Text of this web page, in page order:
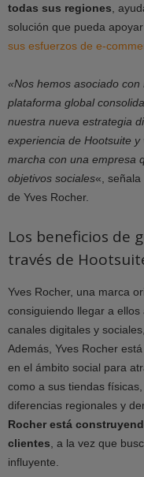
todas sus regiones ,
solución que pueda
sus esfuerzos de e-
«Nos hemos asociado
plataforma global
nuestra nueva estrategia
experiencia de Hootsuite
marcha con una empresa
objetivos sociales«, señala
de Yves Rocher.
Los beneficios de
través de
Yves Rocher, una marca
consiguiendo llegar a
canales digitales y
Además, Yves Rocher
en el ámbito social para
como a sus tiendas
diferencias regionales y
Rocher está
clientes , a la vez que
influyente.